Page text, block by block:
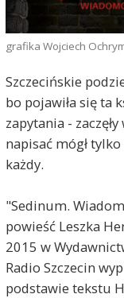
grafika Wojciech
Szczecińskie
bo pojawiła się ta
zapytania -
napisać mógł
każdy.
"Sedinum.
powieść Leszka
2015 w
Radio Szczecin
podstawie tekstu